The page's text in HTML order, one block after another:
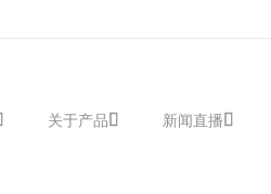
关于产品 新闻直播